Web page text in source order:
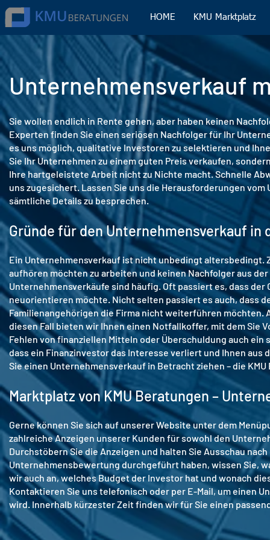
HOME KMU Marktplatz
Unternehmensverkauf
Sie wollen endlich in Rente gehen, aber haben keinen
Experten finden Sie einen seriösen Nachfolger für Ihr
es uns möglich, qualitative Investoren zu selektieren und
Sie Ihr Unternehmen zu einem guten Preis verkaufen,
Ihre hartgeleistete Arbeit nicht zu Nichte macht. Schnelle
uns zugesichert. Lassen Sie uns die Herausforderungen
sämtliche Details zu besprechen.
Gründe für den Unternehmensverkauf in
Ein Unternehmensverkauf ist nicht unbedingt altersbedingt.
aufhören möchten zu arbeiten und keinen Nachfolger aus
Unternehmensverkäufe sind häufig. Oft passiert es, dass
neuorientieren möchte. Nicht selten passiert es auch, dass
Familienangehörigen die Firma nicht weiterführen möchten.
diesen Fall bieten wir Ihnen einen Notfallkoffer, mit dem Sie
Fehlen von finanziellen Mitteln oder Überschuldung auch ein
dass ein Finanzinvestor das Interesse verliert und Ihnen aus
Sie einen Unternehmensverkauf in Betracht ziehen – die
Marktplatz von KMU Beratungen –
Gerne können Sie sich auf unserer Website unter dem
zahlreiche Anzeigen unserer Kunden für sowohl den
Durchstöbern Sie die Anzeigen und halten Sie Ausschau
Unternehmensbewertung durchgeführt haben, wissen Sie,
wir auch an, welches Budget der Investor hat und wonach
Kontaktieren Sie uns telefonisch oder per E-Mail, um einen
wird. Innerhalb kürzester Zeit finden wir für Sie einen